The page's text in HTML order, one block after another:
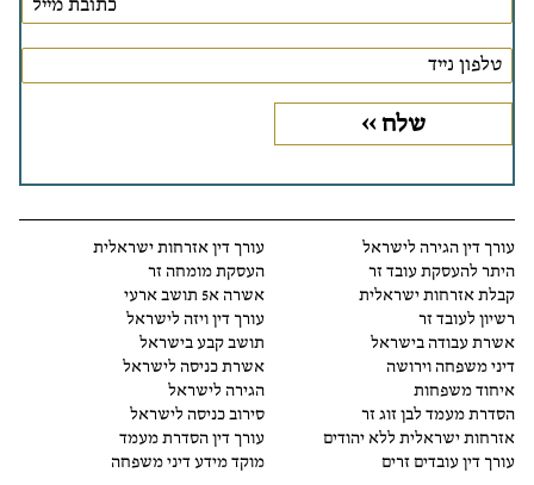
עורך דין הגירה לישראל
היתר להעסקת עובד זר
קבלת אזרחות ישראלית
רשיון לעובד זר
אשרת עבודה בישראל
דיני משפחה וירושה
איחוד משפחות
הסדרת מעמד לבן זוג זר
אזרחות ישראלית ללא יהודים
עורך דין עובדים זרים
עורך דין אזרחות ישראלית
העסקת מומחה זר
אשרה א5 תושב ארעי
עורך דין ויזה לישראל
תושב קבע בישראל
אשרת כניסה לישראל
הגירה לישראל
סירוב כניסה לישראל
עורך דין הסדרת מעמד
מוקד מידע דיני משפחה